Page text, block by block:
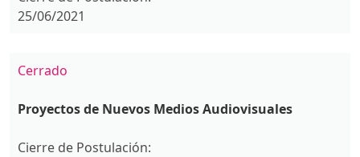
25/06/2021
Cerrado
Proyectos de Nuevos Medios Audiovisuales
Cierre de Postulación: